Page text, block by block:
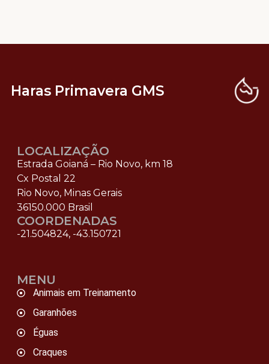
Haras Primavera GMS
LOCALIZAÇÃO
Estrada Goianá – Rio Novo, km 18
Cx Postal 22
Rio Novo, Minas Gerais
36150.000 Brasil
COORDENADAS
-21.504824, -43.150721
MENU
Animais em Treinamento
Garanhões
Éguas
Craques